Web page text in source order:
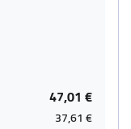
47,01 €
37,61 €